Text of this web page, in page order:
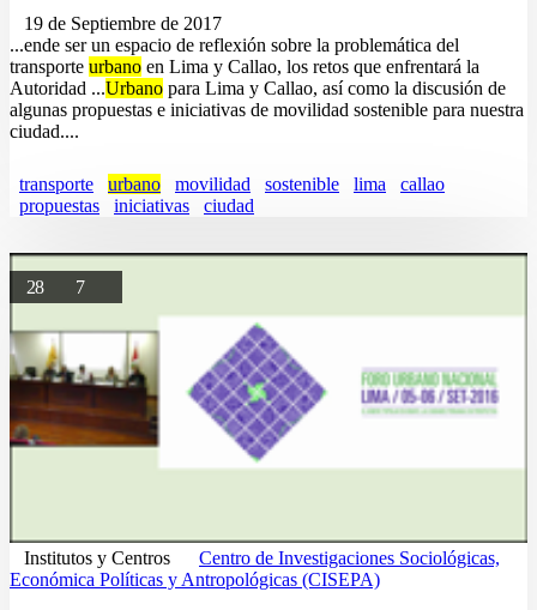
19 de Septiembre de 2017
...ende ser un espacio de reflexión sobre la problemática del
transporte urbano en Lima y Callao, los retos que enfrentará la
Autoridad ...Urbano para Lima y Callao, así como la discusión de
algunas propuestas e iniciativas de movilidad sostenible para nuestra
ciudad....
transporte urbano movilidad sostenible lima
callao
propuestas
iniciativas ciudad
28 7
Institutos y Centros
Centro de Investigaciones Sociológicas,
Económica Políticas y Antropológicas (CISEPA)